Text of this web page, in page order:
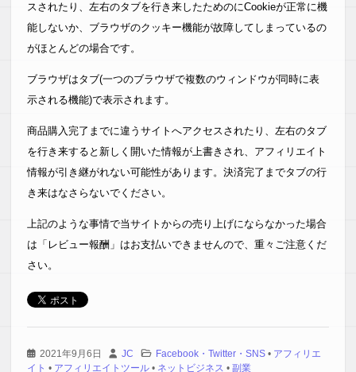
スされたり、左右のタブを行き来したためのにCookieが正常に機
能しないか、ブラウザのクッキー機能が故障してしまっているの
がほとんどの場合です。
ブラウザはタブ(一つのブラウザで複数のウィンドウが同時に表
示される機能)で表示されます。
商品購入完了までに違うサイトへアクセスされたり、左右のタブ
を行き来すると新しく開いた情報が上書きされ、アフィリエイト
情報が引き継がれない可能性があります。決済完了までタブの行
き来はなさらないでください。
上記のような事情で当サイトからの売り上げにならなかった場合
は「レビュー報酬」はお支払いできませんので、重々ご注意くだ
さい。
2021年9月6日 JC Facebook・Twitter・SNS • アフィリエ
イト • アフィリエイトツール • ネットビジネス • 副業